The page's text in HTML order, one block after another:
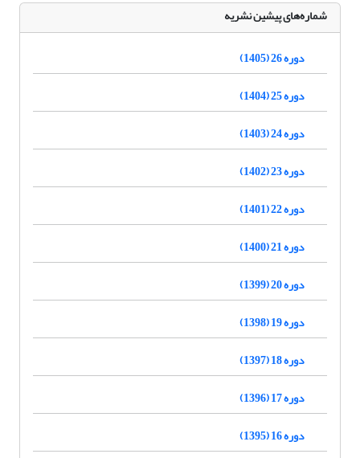
شماره‌های پیشین نشریه
دوره 26 (1405)
دوره 25 (1404)
دوره 24 (1403)
دوره 23 (1402)
دوره 22 (1401)
دوره 21 (1400)
دوره 20 (1399)
دوره 19 (1398)
دوره 18 (1397)
دوره 17 (1396)
دوره 16 (1395)